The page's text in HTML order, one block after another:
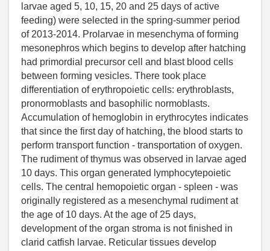
larvae aged 5, 10, 15, 20 and 25 days of active
feeding) were selected in the spring-summer period
of 2013-2014. Prolarvae in mesenchyma of forming
mesonephros which begins to develop after hatching
had primordial precursor cell and blast blood cells
between forming vesicles. There took place
differentiation of erythropoietic cells: erythroblasts,
pronormoblasts and basophilic normoblasts.
Accumulation of hemoglobin in erythrocytes indicates
that since the first day of hatching, the blood starts to
perform transport function - transportation of oxygen.
The rudiment of thymus was observed in larvae aged
10 days. This organ generated lymphocytepoietic
cells. The central hemopoietic organ - spleen - was
originally registered as a mesenchymal rudiment at
the age of 10 days. At the age of 25 days,
development of the organ stroma is not finished in
clarid catfish larvae. Reticular tissues develop